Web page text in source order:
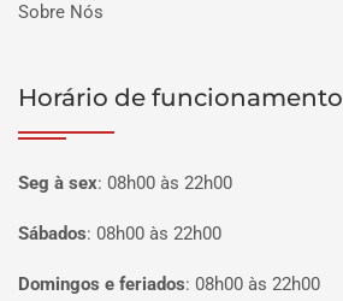
Sobre Nós
Horário de funcionamento
Seg à sex: 08h00 às 22h00
Sábados: 08h00 às 22h00
Domingos e feriados: 08h00 às 22h00